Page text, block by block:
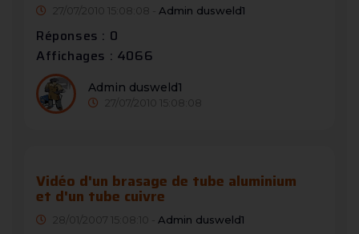
27/07/2010 15:08:08 - Admin dusweld1
Réponses : 0
Affichages : 4066
Admin dusweld1
27/07/2010 15:08:08
Vidéo d'un brasage de tube aluminium
et d'un tube cuivre
28/01/2007 15:08:10 - Admin dusweld1